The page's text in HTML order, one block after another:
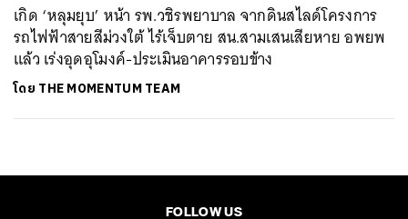
เกิด ‘หลุมยุบ’ หน้า รพ.วชิรพยาบาล จากดินสไลด์โครงการ
รถไฟฟ้าสายสีม่วงใต้ ไร้เจ็บตาย สน.สามเสนเสียหาย อพยพ
แล้ว เร่งอุดอุโมงค์-ประเมินอาคารรอบข้าง
โดย THE MOMENTUM TEAM
FOLLOW US